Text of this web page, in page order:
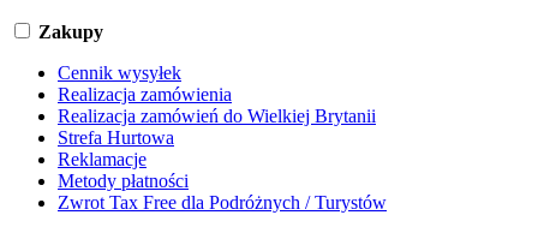
Zakupy
Cennik wysyłek
Realizacja zamówienia
Realizacja zamówień do Wielkiej Brytanii
Strefa Hurtowa
Reklamacje
Metody płatności
Zwrot Tax Free dla Podróżnych / Turystów